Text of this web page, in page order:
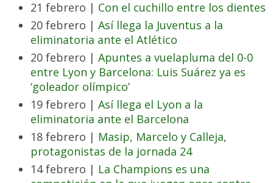
21 febrero | Con el cuchillo entre los dientes
20 febrero | Así llega la Juventus a la
eliminatoria ante el Atlético
20 febrero | Apuntes a vuelapluma del 0-0
entre Lyon y Barcelona: Luis Suárez ya es
‘goleador olímpico’
19 febrero | Así llega el Lyon a la
eliminatoria ante el Barcelona
18 febrero | Masip, Marcelo y Calleja,
protagonistas de la jornada 24
14 febrero | La Champions es una